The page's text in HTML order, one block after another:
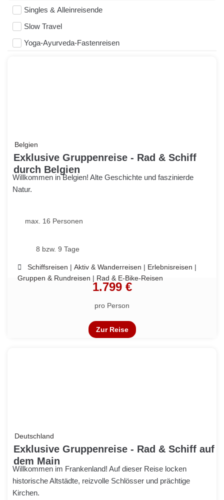
Singles & Alleinreisende
Slow Travel
Yoga-Ayurveda-Fastenreisen
Belgien
Exklusive Gruppenreise - Rad & Schiff
durch Belgien
Willkommen in Belgien! Alte Geschichte und faszinierde
Natur.
max. 16 Personen
8 bzw. 9 Tage
Schiffsreisen | Aktiv & Wanderreisen | Erlebnisreisen |
Gruppen & Rundreisen | Rad & E-Bike-Reisen
1.799 €
pro Person
Zur Reise
Deutschland
Exklusive Gruppenreise - Rad & Schiff auf
dem Main
Willkommen im Frankenland! Auf dieser Reise locken
historische Altstädte, reizvolle Schlösser und prächtige
Kirchen.